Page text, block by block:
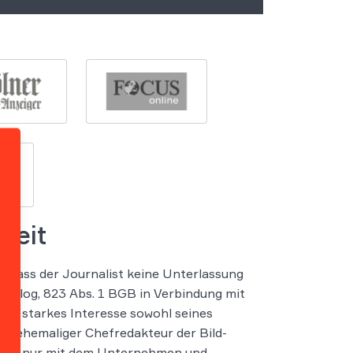
dass der Journalist keine Unterlassung
analog, 823 Abs. 1 BGB in Verbindung mit
starkes Interesse sowohl seines
ehemaliger Chefredakteur der Bild-